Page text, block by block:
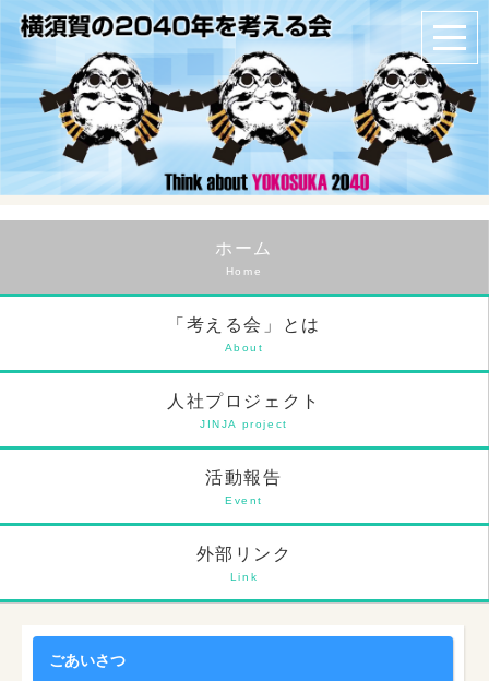
ホーム
Home
「考える会」とは
About
人社プロジェクト
JINJA project
活動報告
Event
外部リンク
Link
ごあいさつ